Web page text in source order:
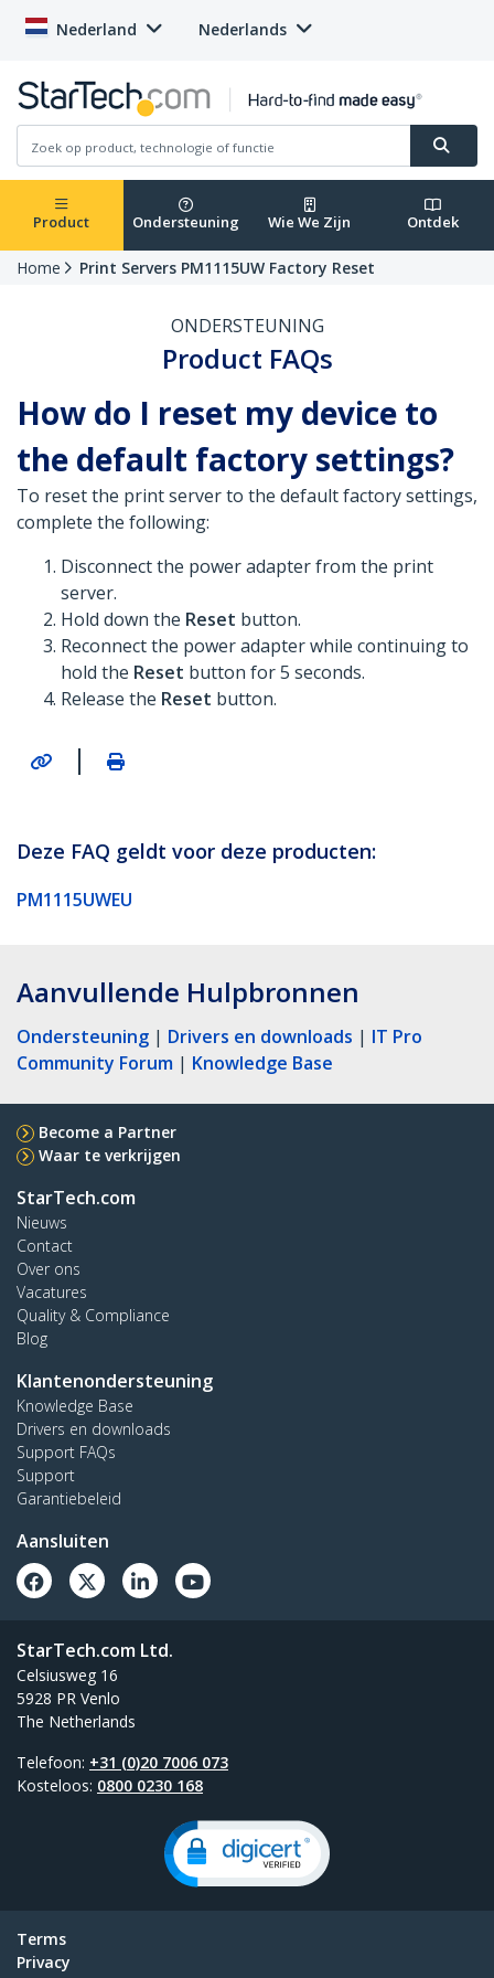
Nederland Nederlands
Product Ondersteuning Wie We Zijn Ontdek
Home Print Servers PM1115UW Factory Reset
ONDERSTEUNING
Product FAQs
How do I reset my device to
the default factory settings?
To reset the print server to the default factory settings,
complete the following:
Disconnect the power adapter from the print
server.
Hold down the Reset button.
Reconnect the power adapter while continuing to
hold the Reset button for 5 seconds.
Release the Reset button.
|
Deze FAQ geldt voor deze producten:
PM1115UWEU
Aanvullende Hulpbronnen
Ondersteuning | Drivers en downloads | IT Pro
Community Forum | Knowledge Base
Become a Partner
Waar te verkrijgen
StarTech.com
Nieuws
Contact
Over ons
Vacatures
Quality & Compliance
Blog
Klantenondersteuning
Knowledge Base
Drivers en downloads
Support FAQs
Support
Garantiebeleid
Aansluiten
StarTech.com Ltd.
Celsiusweg 16
5928 PR Venlo
The Netherlands
Telefoon: +31 (0)20 7006 073
Kosteloos: 0800 0230 168
Terms
Privacy